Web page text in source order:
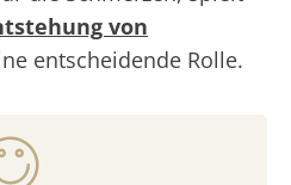
von
entscheidende Rolle.